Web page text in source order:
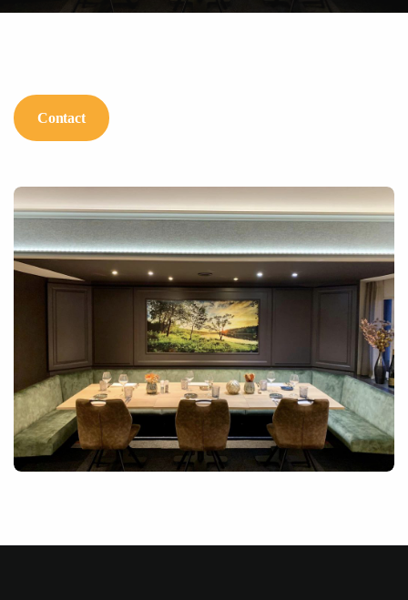
Contact